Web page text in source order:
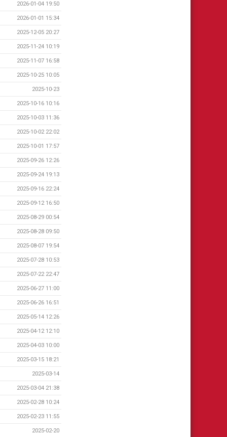
2026-01-04 19:50
2026-01-01 15:34
2025-12-05 20:27
2025-11-24 10:19
2025-11-07 16:58
2025-10-25 10:05
2025-10-23
2025-10-16 10:16
2025-10-03 11:36
2025-10-02 22:02
2025-10-01 17:57
2025-09-26 12:26
2025-09-24 19:13
2025-09-16 22:24
2025-09-12 16:50
2025-08-29 00:54
2025-08-28 09:50
2025-08-07 19:54
2025-07-28 10:53
2025-07-22 22:47
2025-06-27 11:00
2025-06-26 16:51
2025-05-14 12:26
2025-04-12 12:10
2025-04-03 10:00
2025-03-15 18:21
2025-03-14
2025-03-04 21:38
2025-02-28 10:24
2025-02-23 11:55
2025-02-20